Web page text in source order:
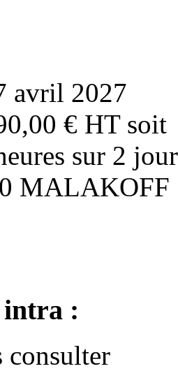
avril 2027
€ HT soit
sur 2
MALAKOFF
:
consulter